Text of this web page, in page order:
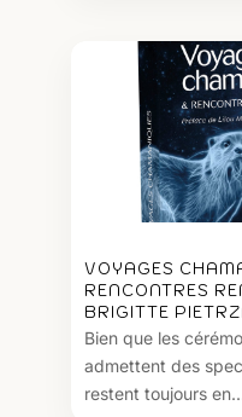
VOYAGES
RENCONTRES
BRIGITTE
Bien que les
admettent des
restent toujours